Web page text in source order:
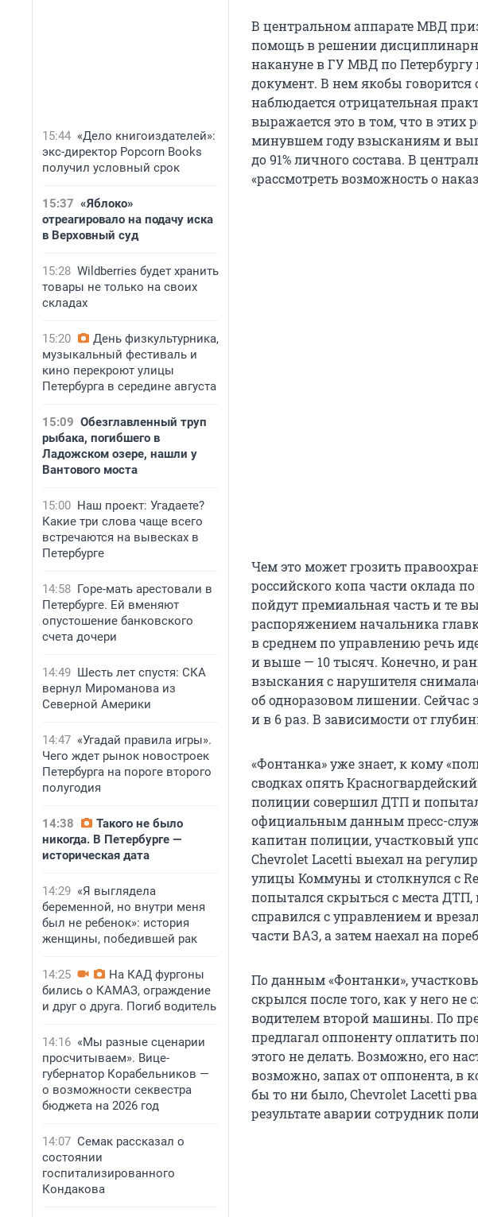
15:44 «Дело книгоиздателей»:
экс-директор Popcorn Books
получил условный срок
15:37 «Яблоко»
отреагировало на подачу иска
в Верховный суд
15:28 Wildberries будет хранить
товары не только на своих
складах
15:20
День физкультурника,
музыкальный фестиваль и
кино перекроют улицы
Петербурга в середине августа
15:09 Обезглавленный труп
рыбака, погибшего в
Ладожском озере, нашли у
Вантового моста
15:00 Наш проект: Угадаете?
Какие три слова чаще всего
встречаются на вывесках в
Петербурге
14:58 Горе-мать арестовали в
Петербурге. Ей вменяют
опустошение банковского
счета дочери
14:49 Шесть лет спустя: СКА
вернул Мироманова из
Северной Америки
14:47 «Угадай правила игры».
Чего ждет рынок новостроек
Петербурга на пороге второго
полугодия
14:38
Такого не было
никогда. В Петербурге —
историческая дата
14:29 «Я выглядела
беременной, но внутри меня
был не ребенок»: история
женщины, победившей рак
14:25
На КАД фургоны
бились о КАМАЗ, ограждение
и друг о друга. Погиб водитель
14:16 «Мы разные сценарии
просчитываем». Вице-
губернатор Корабельников —
о возможности секвестра
бюджета на 2026 год
14:07 Семак рассказал о
состоянии
госпитализированного
Кондакова
В центральном аппарате МВД
помощь в решении
накануне в ГУ МВД по
документ. В нем якобы говорится
наблюдается отрицательная
выражается это в том, что в этих
минувшем году взысканиям и
до 91% личного состава. В
«рассмотреть возможность о
Чем это может грозить
российского копа части оклада
пойдут премиальная часть и те
распоряжением начальника
в среднем по управлению речь
и выше — 10 тысяч. Конечно, и
взыскания с нарушителя
об одноразовом лишении. Сейчас
и в 6 раз. В зависимости от
«Фонтанка» уже знает, к кому
сводках опять
полиции совершил ДТП и
официальным данным пресс-
капитан полиции, участковый
Chevrolet Lacetti выехал на
улицы Коммуны и столкнулся с
попытался скрыться с места
справился с управлением и
части ВАЗ, а затем наехал на
По данным «Фонтанки»,
скрылся после того, как у него
водителем второй машины. По
предлагал оппоненту оплатить
этого не делать. Возможно, его
возможно, запах от оппонента, в
бы то ни было, Chevrolet Lacetti
результате аварии сотрудник